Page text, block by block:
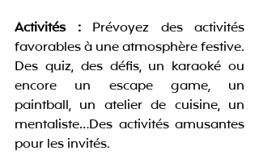
Activités : Prévoyez des activités
favorables à une atmosphère festive.
Des quiz, des défis, un karaoké ou
encore un escape game, un
paintball, un atelier de cuisine, un
mentaliste…Des activités amusantes
pour les invités.